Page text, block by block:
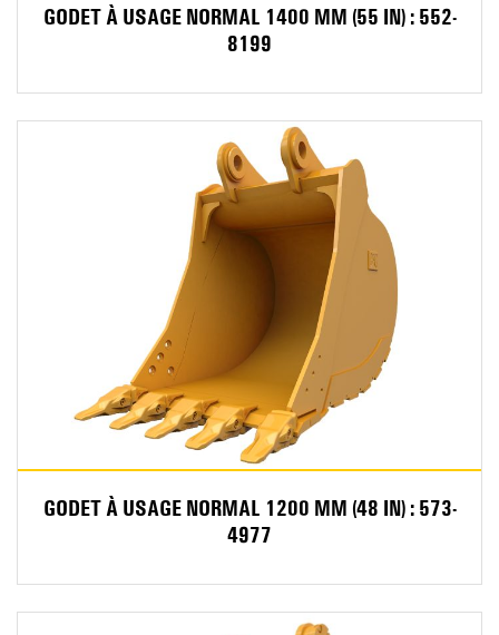
GODET À USAGE NORMAL 1400 MM (55 IN) : 552-
8199
GODET À USAGE NORMAL 1200 MM (48 IN) : 573-
4977